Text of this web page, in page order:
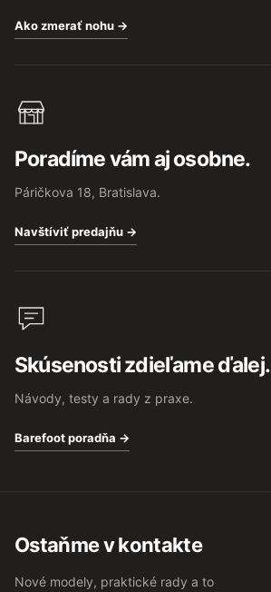
Ako zmerať nohu →
Poradíme vám aj osobne.
Páričkova 18, Bratislava.
Navštíviť predajňu →
Skúsenosti zdieľame ďalej.
Návody, testy a rady z praxe.
Barefoot poradňa →
Ostaňme v kontakte
Nové modely, praktické rady a to